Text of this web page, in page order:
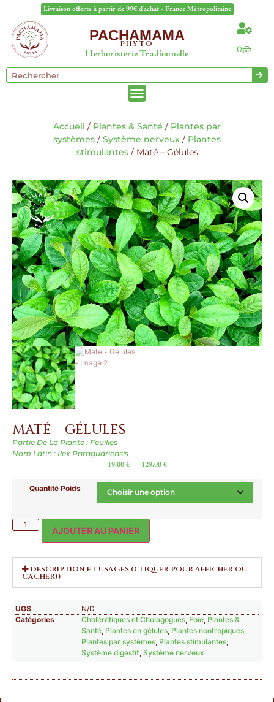
Livraison offerte à partir de 99€ d'achat - France Métropolitaine
PACHAMAMA
PHYTO
Herboristerie Tradionnelle 0
Accueil / Plantes & Santé / Plantes par
systèmes / Système nerveux / Plantes
stimulantes/ Maté – Gélules
MATÉ – GÉLULES
Partie De La Plante : Feuilles
Nom Latin : Ilex Paraguariensis
19.00 € – 129.00 €
Quantité Poids
AJOUTER AU PANIER
DESCRIPTION ET USAGES (CLIQUER POUR AFFICHER OU
CACHER))
UGS
N/D
Catégories
Cholérétiques et Cholagogues, Foie, Plantes &
Santé, Plantes en gélules, Plantes nootropiques,
Plantes par systèmes, Plantes stimulantes,
Système digestif, Système nerveux